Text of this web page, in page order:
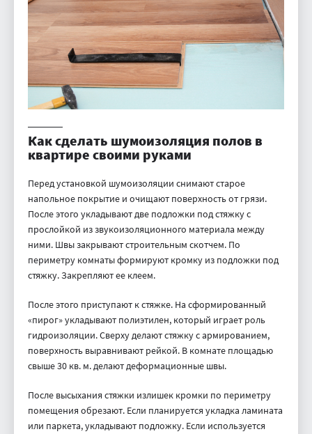
Как сделать шумоизоляция полов в
квартире своими руками
Перед установкой шумоизоляции снимают старое
напольное покрытие и очищают поверхность от грязи.
После этого укладывают две подложки под стяжку с
прослойкой из звукоизоляционного материала между
ними. Швы закрывают строительным скотчем. По
периметру комнаты формируют кромку из подложки под
стяжку. Закрепляют ее клеем.
После этого приступают к стяжке. На сформированный
«пирог» укладывают полиэтилен, который играет роль
гидроизоляции. Сверху делают стяжку с армированием,
поверхность выравнивают рейкой. В комнате площадью
свыше 30 кв. м. делают деформационные швы.
После высыхания стяжки излишек кромки по периметру
помещения обрезают. Если планируется укладка ламината
или паркета, укладывают подложку. Если используется